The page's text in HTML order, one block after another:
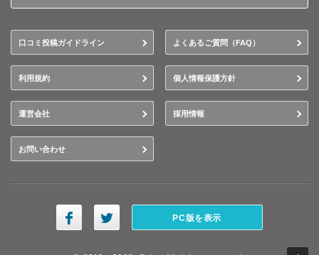
口コミ投稿ガイドライン よくあるご質問（FAQ）
利用規約 個人情報保護方針
運営会社 採用情報
お問い合わせ
PC版を表示